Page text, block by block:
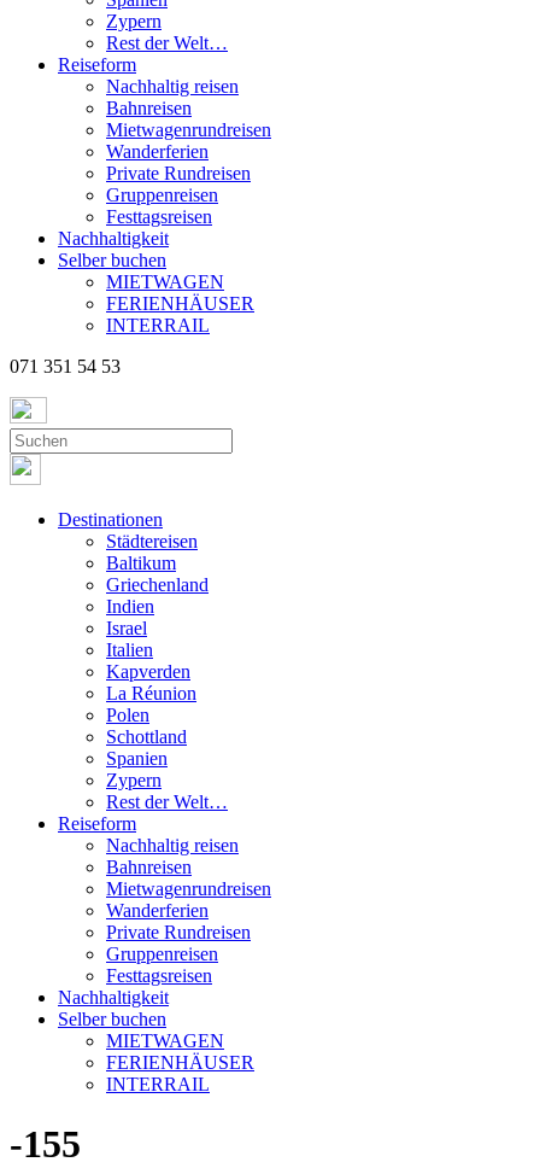
Zypern
Rest der Welt…
Reiseform
Nachhaltig reisen
Bahnreisen
Mietwagenrundreisen
Wanderferien
Private Rundreisen
Gruppenreisen
Festtagsreisen
Nachhaltigkeit
Selber buchen
MIETWAGEN
FERIENHÄUSER
INTERRAIL
071 351 54 53
Destinationen
Städtereisen
Baltikum
Griechenland
Indien
Israel
Italien
Kapverden
La Réunion
Polen
Schottland
Spanien
Zypern
Rest der Welt…
Reiseform
Nachhaltig reisen
Bahnreisen
Mietwagenrundreisen
Wanderferien
Private Rundreisen
Gruppenreisen
Festtagsreisen
Nachhaltigkeit
Selber buchen
MIETWAGEN
FERIENHÄUSER
INTERRAIL
-155